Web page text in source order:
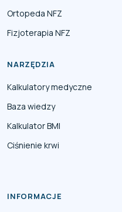
Ortopeda NFZ
Fizjoterapia NFZ
NARZĘDZIA
Kalkulatory medyczne
Baza wiedzy
Kalkulator BMI
Ciśnienie krwi
INFORMACJE